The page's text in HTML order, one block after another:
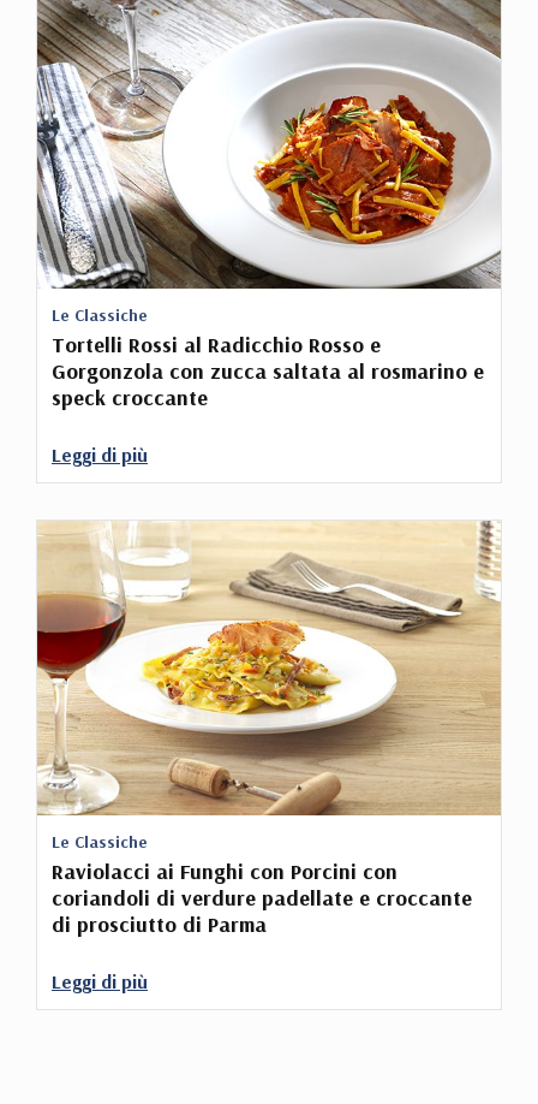
Le Classiche
Tortelli Rossi al Radicchio Rosso e
Gorgonzola con zucca saltata al rosmarino e
speck croccante
Leggi di più
Le Classiche
Raviolacci ai Funghi con Porcini con
coriandoli di verdure padellate e croccante
di prosciutto di Parma
Leggi di più